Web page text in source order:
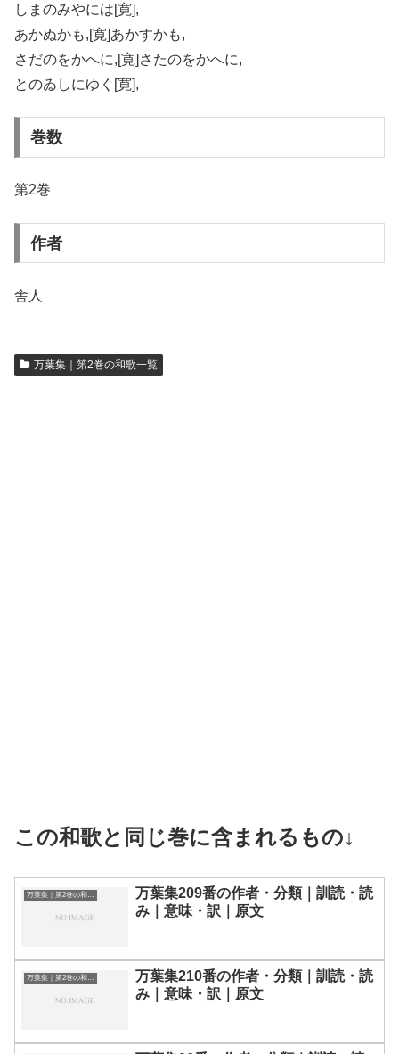
しまのみやには[寛],
あかぬかも,[寛]あかすかも,
さだのをかへに,[寛]さたのをかへに,
とのゐしにゆく[寛],
巻数
第2巻
作者
舎人
万葉集｜第2巻の和歌一覧
この和歌と同じ巻に含まれるもの↓
万葉集209番の作者・分類｜訓読・読
み｜意味・訳｜原文
万葉集｜第2巻の和歌一覧
万葉集210番の作者・分類｜訓読・読
み｜意味・訳｜原文